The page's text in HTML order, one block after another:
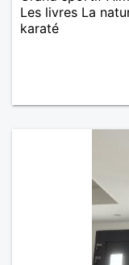
Les livres La
karaté